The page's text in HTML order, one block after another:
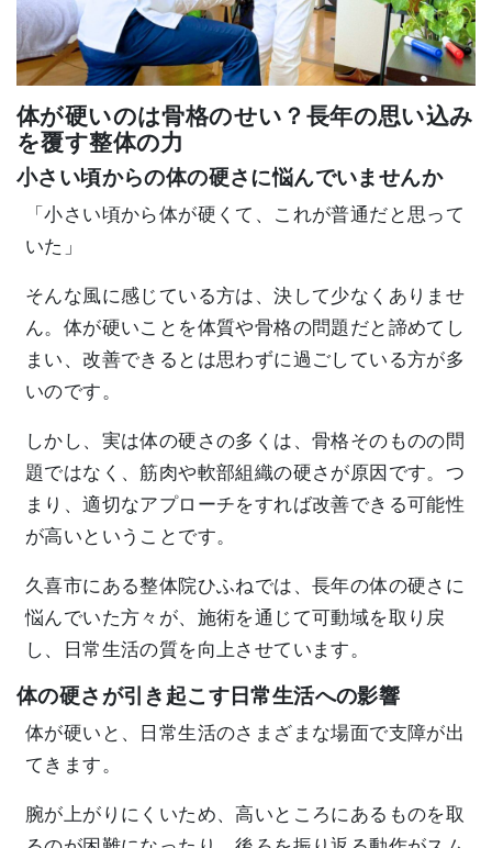
体が硬いのは骨格のせい？長年の思い込み
を覆す整体の力
小さい頃からの体の硬さに悩んでいませんか
「小さい頃から体が硬くて、これが普通だと思って
いた」
そんな風に感じている方は、決して少なくありませ
ん。体が硬いことを体質や骨格の問題だと諦めてし
まい、改善できるとは思わずに過ごしている方が多
いのです。
しかし、実は体の硬さの多くは、骨格そのものの問
題ではなく、筋肉や軟部組織の硬さが原因です。つ
まり、適切なアプローチをすれば改善できる可能性
が高いということです。
久喜市にある整体院ひふねでは、長年の体の硬さに
悩んでいた方々が、施術を通じて可動域を取り戻
し、日常生活の質を向上させています。
体の硬さが引き起こす日常生活への影響
体が硬いと、日常生活のさまざまな場面で支障が出
てきます。
腕が上がりにくいため、高いところにあるものを取